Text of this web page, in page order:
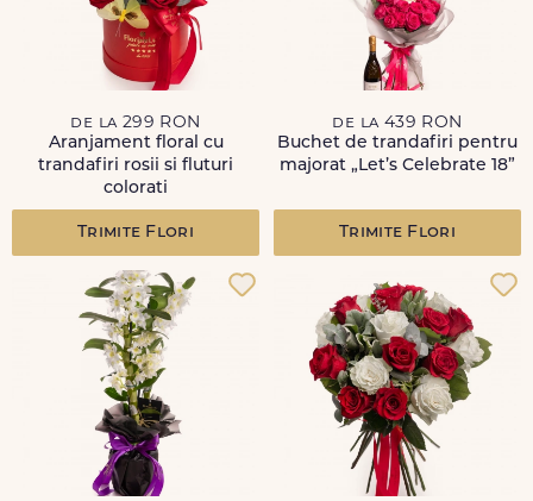
de la 299 RON
Aranjament floral cu
trandafiri rosii si fluturi
colorati
Trimite Flori
de la 439 RON
Buchet de trandafiri pentru
majorat „Let’s Celebrate 18”
Trimite Flori